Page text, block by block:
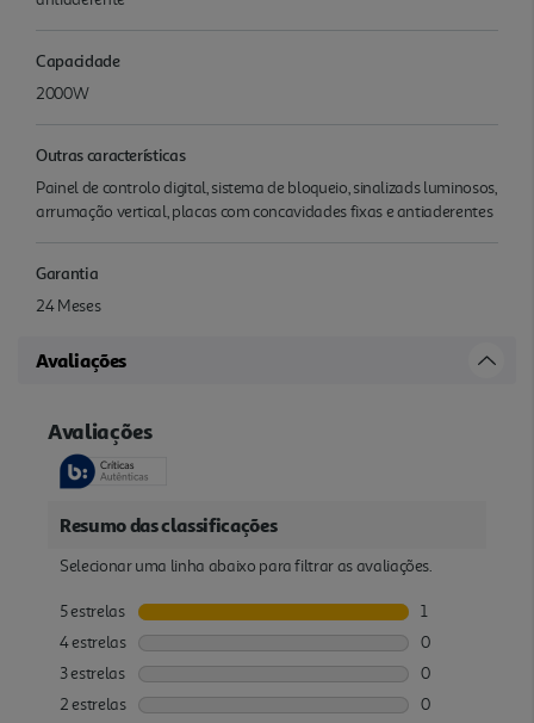
Capacidade
2000W
Outras características
Painel de controlo digital, sistema de bloqueio, sinalizads luminosos,
arrumação vertical, placas com concavidades fixas e antiaderentes
Garantia
24 Meses
Avaliações